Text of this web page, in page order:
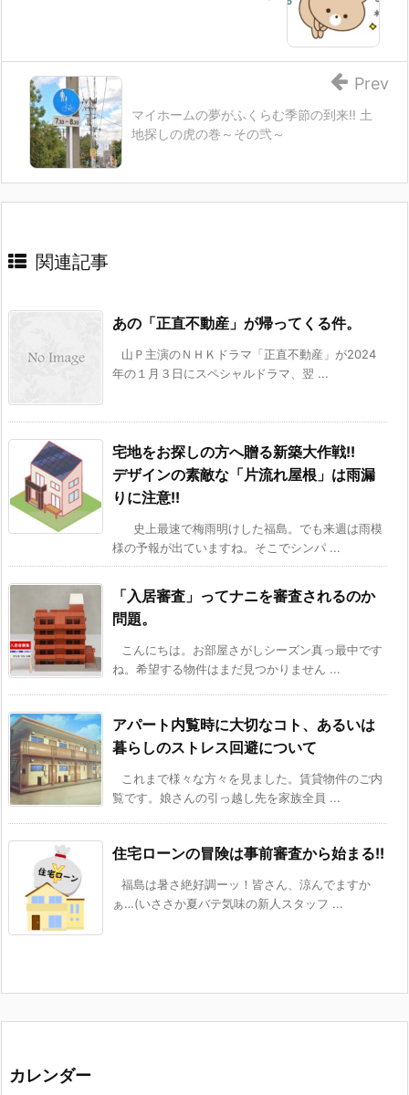
マイホームの夢がふくらむ季節の到来!! 土
地探しの虎の巻～その弐～
Prev
関連記事
あの「正直不動産」が帰ってくる件。
山Ｐ主演のＮＨＫドラマ「正直不動産」が2024
年の１月３日にスペシャルドラマ、翌 ...
宅地をお探しの方へ贈る新築大作戦!!
デザインの素敵な「片流れ屋根」は雨漏
りに注意!!
史上最速で梅雨明けした福島。でも来週は雨模
様の予報が出ていますね。そこでシンパ ...
「入居審査」ってナニを審査されるのか
問題。
こんにちは。お部屋さがしシーズン真っ最中です
ね。希望する物件はまだ見つかりません ...
アパート内覧時に大切なコト、あるいは
暮らしのストレス回避について
これまで様々な方々を見ました。賃貸物件のご内
覧です。娘さんの引っ越し先を家族全員 ...
住宅ローンの冒険は事前審査から始まる!!
福島は暑さ絶好調ーッ！皆さん、涼んでますか
ぁ…(いささか夏バテ気味の新人スタッフ ...
カレンダー